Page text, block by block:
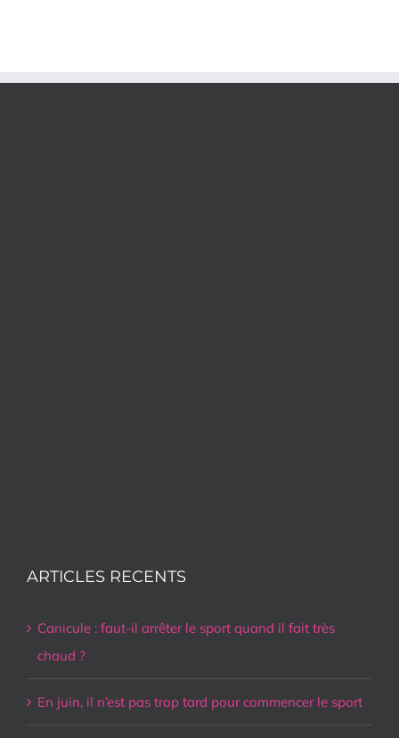
ARTICLES RECENTS
Canicule : faut-il arrêter le sport quand il fait très
chaud ?
En juin, il n’est pas trop tard pour commencer le sport